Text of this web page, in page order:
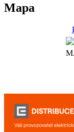
Mapa